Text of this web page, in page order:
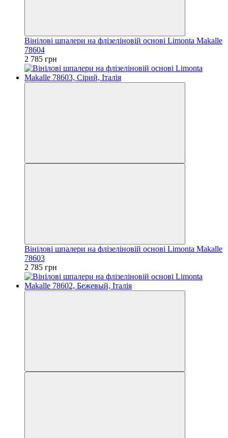
Вінілові шпалери на флізеліновій основі Limonta Makalle
78604
2 785 грн
Вінілові шпалери на флізеліновій основі Limonta Makalle
78603
2 785 грн